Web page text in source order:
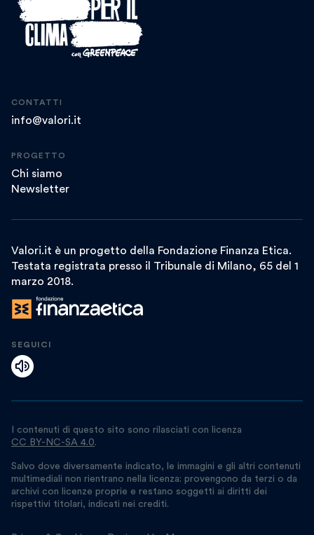
CONTATTI
info@valori.it
PROGETTO
Chi siamo
Newsletter
Valori.it è un progetto della Fondazione Finanza Etica.
Testata registrata presso il Tribunale di Milano, 65 del 1
marzo 2018.
SEGUICI
I contenuti di questo sito sono rilasciati con licenza
CC BY-NC-SA 4.0.
Salvo dove diversamente indicato, le immagini e gli altri contenuti
multimediali non rientrano nella licenza: provengono da terzi o da
archivi con licenze proprie e restano soggetti ai diritti dei
rispettivi titolari, indicati nei crediti.